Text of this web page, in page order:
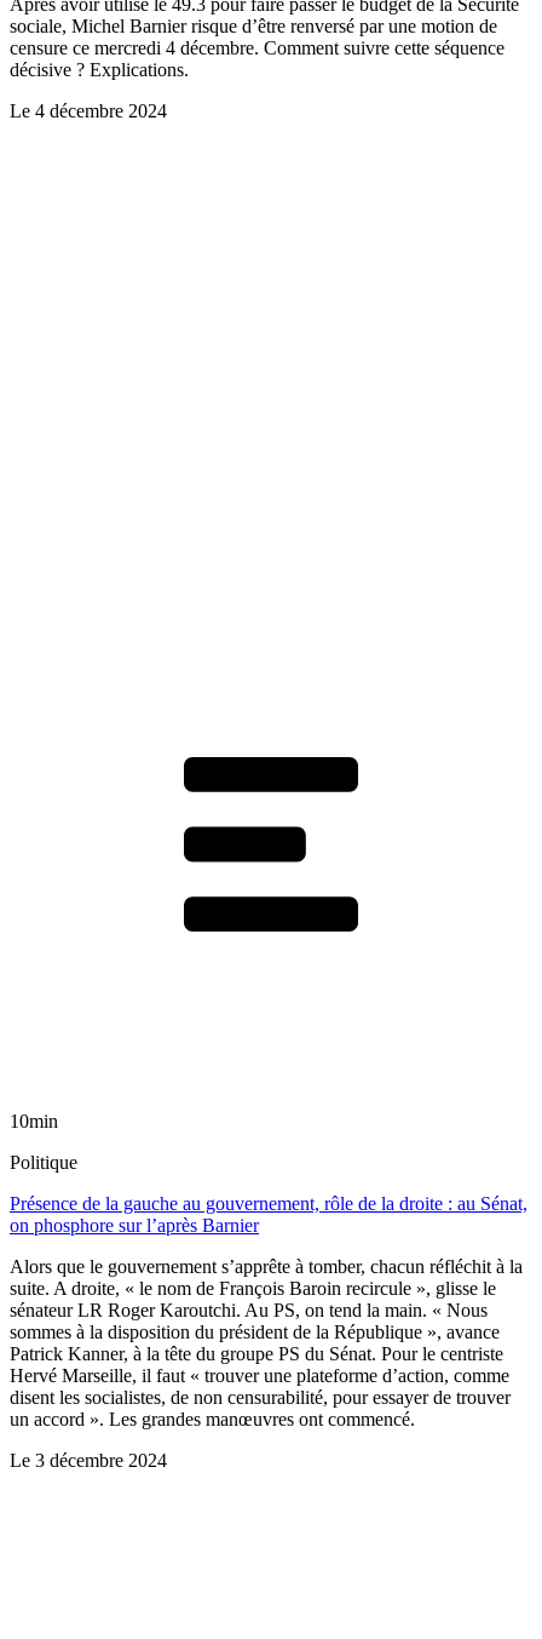
Après avoir utilisé le 49.3 pour faire passer le budget de la Sécurité
sociale, Michel Barnier risque d’être renversé par une motion de
censure ce mercredi 4 décembre. Comment suivre cette séquence
décisive ? Explications.
Le 4 décembre 2024
10min
Politique
Présence de la gauche au gouvernement, rôle de la droite : au Sénat,
on phosphore sur l’après Barnier
Alors que le gouvernement s’apprête à tomber, chacun réfléchit à la
suite. A droite, « le nom de François Baroin recircule », glisse le
sénateur LR Roger Karoutchi. Au PS, on tend la main. « Nous
sommes à la disposition du président de la République », avance
Patrick Kanner, à la tête du groupe PS du Sénat. Pour le centriste
Hervé Marseille, il faut « trouver une plateforme d’action, comme
disent les socialistes, de non censurabilité, pour essayer de trouver
un accord ». Les grandes manœuvres ont commencé.
Le 3 décembre 2024